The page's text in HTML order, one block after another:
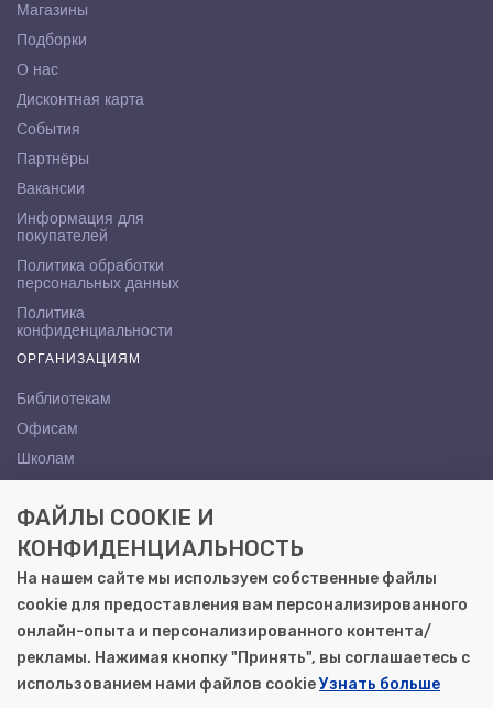
Магазины
Подборки
О нас
Дисконтная карта
События
Партнёры
Вакансии
Информация для
покупателей
Политика обработки
персональных данных
Политика
конфиденциальности
ОРГАНИЗАЦИЯМ
Библиотекам
Офисам
Школам
КОНТАКТЫ
Саратов, ул. Осипова, 10А
+7 (8452) 72-65-65
gemera@moya-kniga.ru
ФАЙЛЫ COOKIE И
КОНФИДЕНЦИАЛЬНОСТЬ
На нашем сайте мы используем собственные файлы
cookie для предоставления вам персонализированного
онлайн-опыта и персонализированного контента/
рекламы. Нажимая кнопку "Принять", вы соглашаетесь с
использованием нами файлов cookieУзнать больше